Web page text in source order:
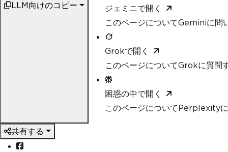
LLM向けのコピー
ジェミニで開く
このページについてGeminiに問
Grokで開く
このページについてGrokに質問
困惑の中で開く
このページについてPerplexity
共有する